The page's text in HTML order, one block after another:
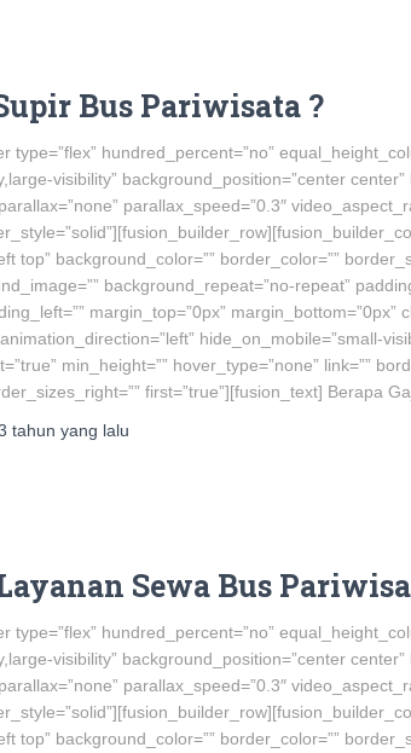
Bus Pariwisata ?
type=”flex” hundred_percent=”no”
visibility” background_position=”center
parallax_speed=”0.3″
top” background_color=”” border_color=””
background_repeat=”no-repeat”
margin_top=”0px” margin_bottom=”0px”
hide_on_mobile=”small-
min_height=”” hover_type=”none” link=””
first=”true”][fusion_text] Berapa
tahun yang lalu
Sewa Bus
type=”flex” hundred_percent=”no”
visibility” background_position=”center
parallax_speed=”0.3″
top” background_color=”” border_color=””